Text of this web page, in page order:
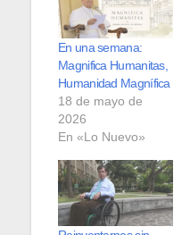
En una semana:
Magnifica Humanitas,
Humanidad Magnífica
18 de mayo de
2026
En «Lo Nuevo»